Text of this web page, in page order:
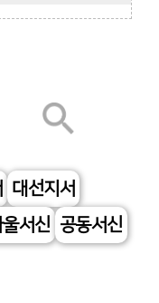
대선지서
울서신 공동서신